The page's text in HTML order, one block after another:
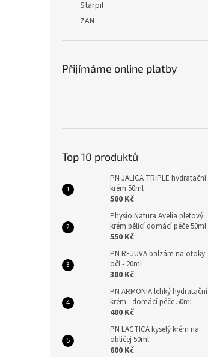
Starpil
ZAN
Přijímáme online platby
Top 10 produktů
PN JALICA TRIPLE hydratační
krém 50ml
500 Kč
Physio Natura Avelia pleťový
krém bělící domácí péče 50ml
550 Kč
PN REJUVA balzám na otoky
očí - 20ml
300 Kč
PN ARMONIA lehký hydratační
krém - domácí péče 50ml
400 Kč
PN LACTICA kyselý krém na
obličej 50ml
600 Kč